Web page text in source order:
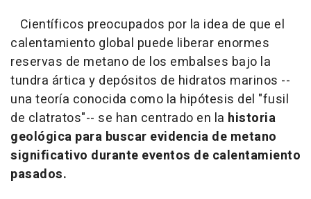
Científicos preocupados por la idea de que el
calentamiento global puede liberar enormes
reservas de metano de los embalses bajo la
tundra ártica y depósitos de hidratos marinos --
una teoría conocida como la hipótesis del "fusil
de clatratos"-- se han centrado en la historia
geológica para buscar evidencia de metano
significativo durante eventos de calentamiento
pasados.